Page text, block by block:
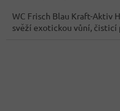
WC Frisch Blau Kraft-Aktiv
svěží exotickou vůní, čisticí